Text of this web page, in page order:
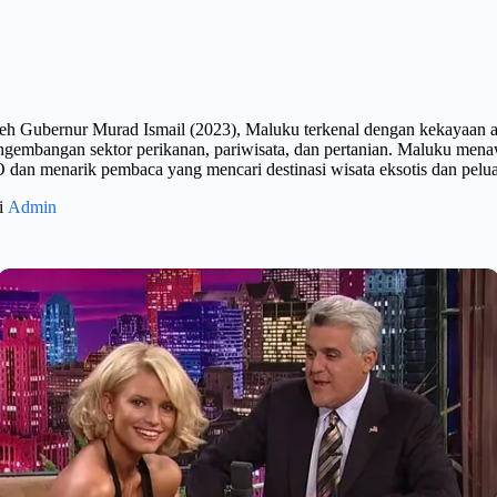
Murad Ismail (2023), Maluku terkenal dengan kekayaan
sektor perikanan, pariwisata, dan pertanian. Maluku
menarik pembaca yang mencari destinasi wisata eksotis dan
Admin